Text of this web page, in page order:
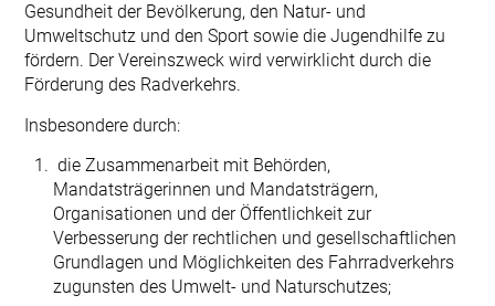
Gesundheit der Bevölkerung, den Natur- und
Umweltschutz und den Sport sowie die Jugendhilfe zu
fördern. Der Vereinszweck wird verwirklicht durch die
Förderung des Radverkehrs.
Insbesondere durch:
die Zusammenarbeit mit Behörden,
Mandatsträgerinnen und Mandatsträgern,
Organisationen und der Öffentlichkeit zur
Verbesserung der rechtlichen und gesellschaftlichen
Grundlagen und Möglichkeiten des Fahrradverkehrs
zugunsten des Umwelt- und Naturschutzes;